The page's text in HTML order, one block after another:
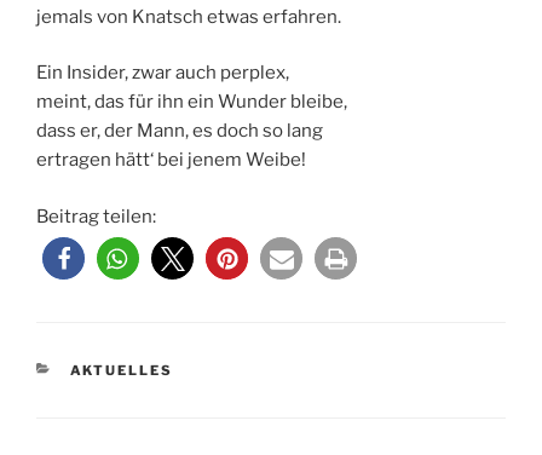
jemals von Knatsch etwas erfahren.
Ein Insider, zwar auch perplex,
meint, das für ihn ein Wunder bleibe,
dass er, der Mann, es doch so lang
ertragen hätt‘ bei jenem Weibe!
Beitrag teilen:
KATEGORIEN
AKTUELLES